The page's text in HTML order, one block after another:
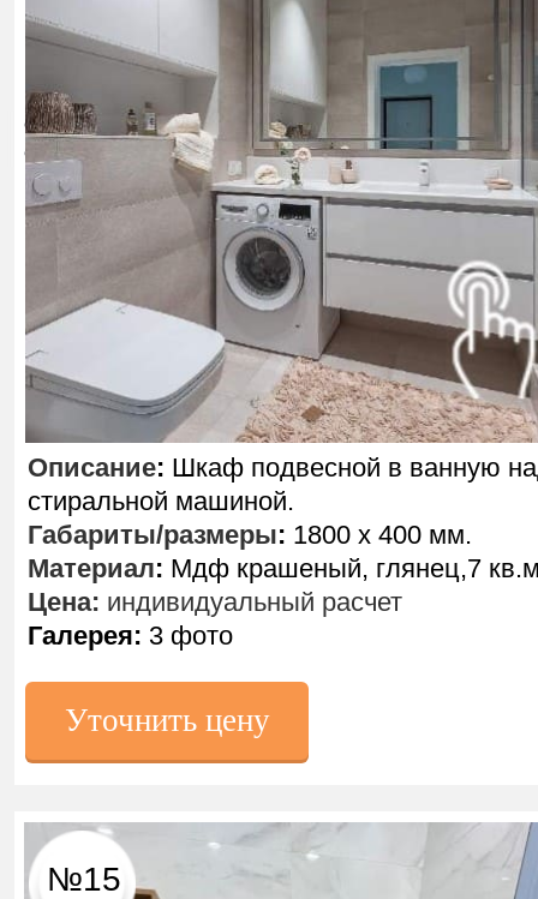
Уточнить цену
№15
Описание: Шкаф подвесной в ванную
стиральной машиной.
Габариты/размеры: 1800 х 400 мм.
Материал: Мдф крашеный, глянец,7
Цена: индивидуальный расчет
Галерея: 3 фото